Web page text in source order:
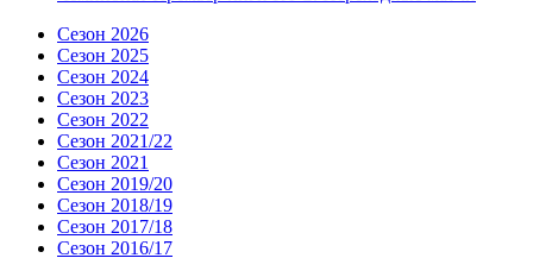
Сезон 2026
Сезон 2025
Сезон 2024
Сезон 2023
Сезон 2022
Сезон 2021/22
Сезон 2021
Сезон 2019/20
Сезон 2018/19
Сезон 2017/18
Сезон 2016/17